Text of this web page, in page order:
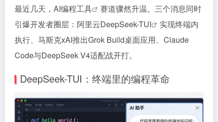
最近几天，AI编程工具
赛道骤然升温。三个消息同时
引爆开发者圈层：阿里云DeepSeek-TUI
实现终端内
执行、马斯克xAI推出Grok Build桌面应用、Claude
Code与DeepSeek V4适配战开打。
DeepSeek-TUI：终端里的编程革命